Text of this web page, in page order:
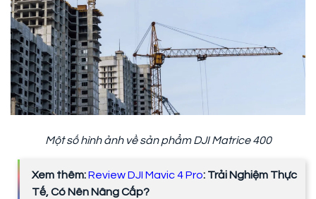
Một số hình ảnh về sản phẩm DJI Matrice 400
Xem thêm:Review DJI Mavic 4 Pro: Trải Nghiệm Thực
Tế, Có Nên Nâng Cấp?